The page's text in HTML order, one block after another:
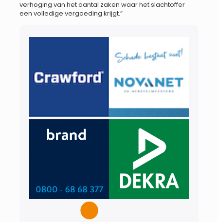
verhoging van het aantal zaken waar het slachtoffer
een volledige vergoeding krijgt.”